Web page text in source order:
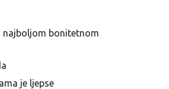
najboljom bonitetnom
je ljepse